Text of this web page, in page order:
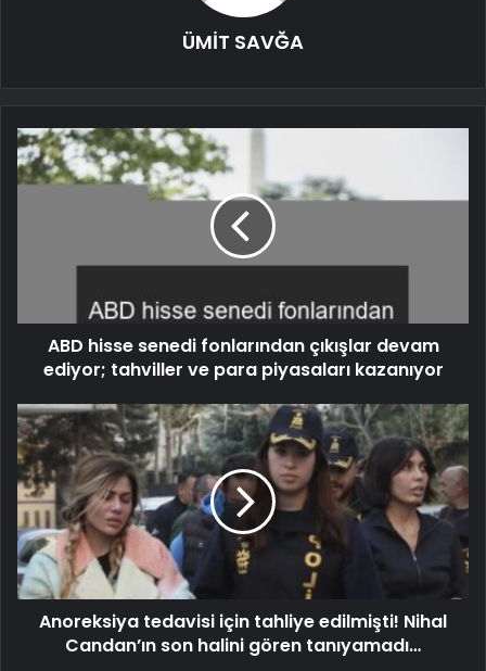
ÜMİT SAVĞA
ABD hisse senedi fonlarından çıkışlar devam
ediyor; tahviller ve para piyasaları kazanıyor
Anoreksiya tedavisi için tahliye edilmişti! Nihal
Candan’ın son halini gören tanıyamadı…